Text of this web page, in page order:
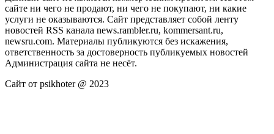
сайте ни чего не продают, ни чего не покупают, ни какие
услуги не оказываются. Сайт представляет собой ленту
новостей RSS канала news.rambler.ru, kommersant.ru,
newsru.com. Материалы публикуются без искажения,
ответственность за достоверность публикуемых новостей
Администрация сайта не несёт.
Сайт от psikhoter @ 2023